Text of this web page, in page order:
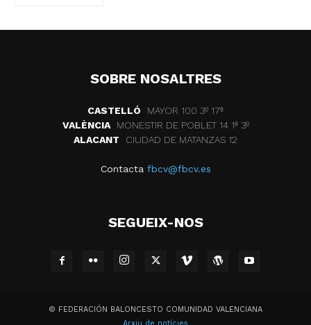
SOBRE NOSALTRES
CASTELLÓ
MAYOR 100 3º 17ª
VALÈNCIA
MONESTIR DE POBLET 14 1ª 3º
ALACANT
CIUDAD DE MATANZAS 12
Contacta fbcv@fbcv.es
SEGUEIX-NOS
© FEDERACIÓN BALONCESTO COMUNIDAD VALENCIANA
Arxiu de notícies